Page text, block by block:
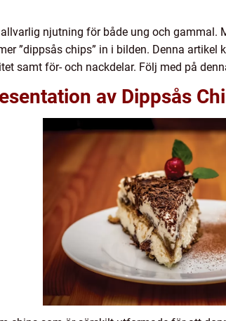
njutning för både ung och
”dippsås chips” in i bilden. Denna
samt för- och nackdelar. Följ med på
av Dippsås